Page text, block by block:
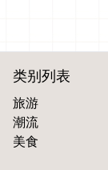
类别列表
旅游
潮流
美食